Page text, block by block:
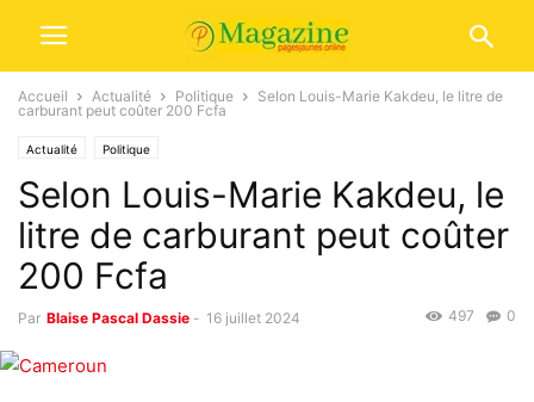
Accueil Actualité Politique
Selon Louis-Marie Kakdeu, le litre de
carburant peut coûter 200 Fcfa
Actualité Politique
Selon Louis-Marie Kakdeu, le
litre de carburant peut coûter
200 Fcfa
Par Blaise Pascal Dassie - 16 juillet 2024 0
497